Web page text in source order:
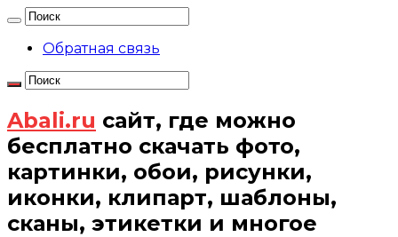
Обратная связь
Abali.ru сайт, где можно
бесплатно скачать фото,
картинки, обои, рисунки,
иконки, клипарт, шаблоны,
сканы, этикетки и многое